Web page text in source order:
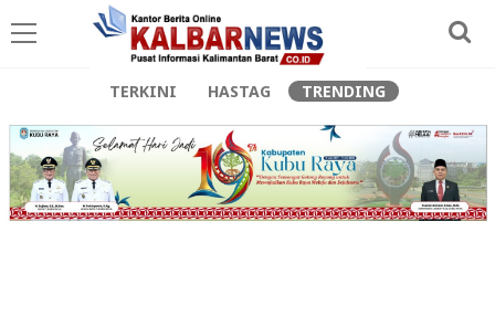
TERKINI HASTAG TRENDING